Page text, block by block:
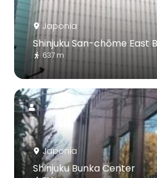
Japonia
Shinjuku San-chōme East
637 m
Japonia
Shinjuku Bunka Center